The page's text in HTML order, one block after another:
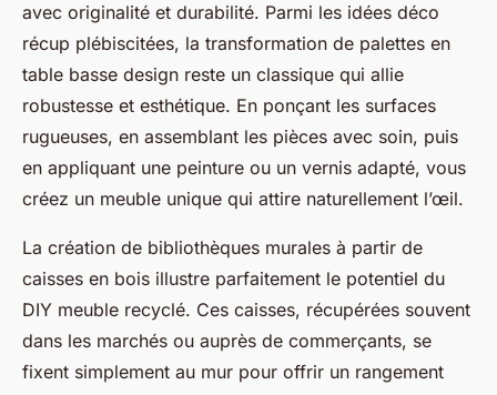
avec originalité et durabilité. Parmi les idées déco
récup plébiscitées, la transformation de palettes en
table basse design reste un classique qui allie
robustesse et esthétique. En ponçant les surfaces
rugueuses, en assemblant les pièces avec soin, puis
en appliquant une peinture ou un vernis adapté, vous
créez un meuble unique qui attire naturellement l’œil.
La création de bibliothèques murales à partir de
caisses en bois illustre parfaitement le potentiel du
DIY meuble recyclé. Ces caisses, récupérées souvent
dans les marchés ou auprès de commerçants, se
fixent simplement au mur pour offrir un rangement